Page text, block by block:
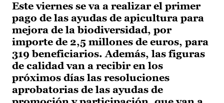
Este viernes se va a realizar el primer
pago de las ayudas de apicultura para
mejora de la biodiversidad, por
importe de 2,5 millones de euros, para
319 beneficiarios. Además, las figuras
de calidad van a recibir en los
próximos días las resoluciones
aprobatorias de las ayudas de